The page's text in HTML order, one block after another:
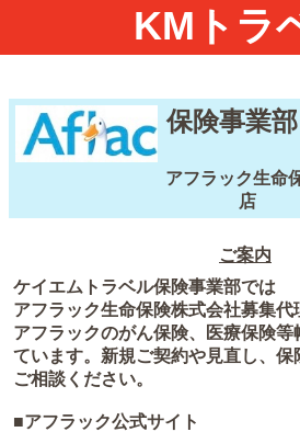
KMトラ
保険事業部
アフラック生命
店
ご案内
ケイエムトラベル保険事業部では
アフラック生命保険株式会社募集代
アフラックのがん保険、医療保険等
ています。新規ご契約や見直し、保
ご相談ください。
■アフラック公式サイト